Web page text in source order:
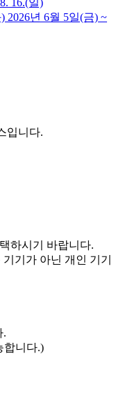
입니다.
하시기 바랍니다.
기가 아닌 개인 기기
.
합니다.)